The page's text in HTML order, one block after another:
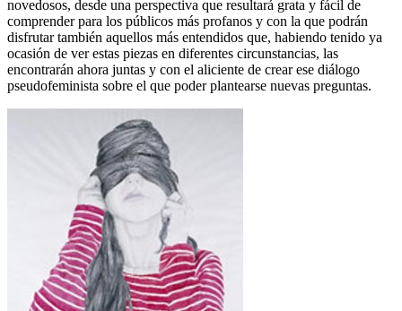
novedosos, desde una perspectiva que resultará grata y fácil de
comprender para los públicos más profanos y con la que podrán
disfrutar también aquellos más entendidos que, habiendo tenido ya
ocasión de ver estas piezas en diferentes circunstancias, las
encontrarán ahora juntas y con el aliciente de crear ese diálogo
pseudofeminista sobre el que poder plantearse nuevas preguntas.